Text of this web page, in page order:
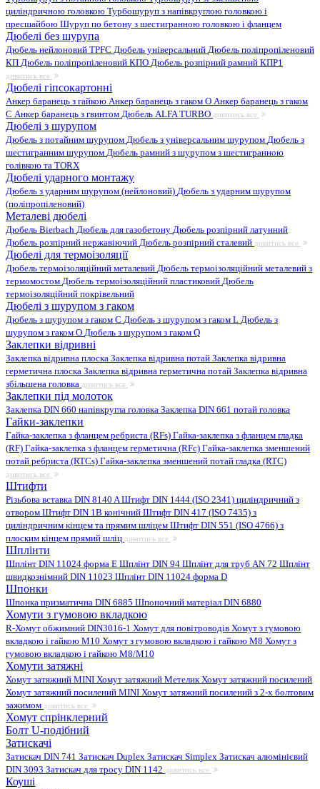
циліндричною головкою Турбошуруп з напівкруглою головкою і
пресшайбою Шуруп по бетону з шестигранною головкою і фланцем
Дюбелі без шурупа
Дюбель нейлоновий TPFC Дюбель універсальний Дюбель поліпропіленовий
КП Дюбель поліпропіленовий КПО Дюбель розпірний рамний КПР1
дивитись все
Дюбелі гіпсокартонні
Анкер баранець з гайкою Анкер баранець з гаком O Анкер баранець з гаком
С Анкер баранець з гвинтом Дюбель ALFA TURBO дивитись все
Дюбелі з шурупом
Дюбель з потайним шурупом Дюбель з універсальним шурупом Дюбель з
шестигранним шурупом Дюбель рамний з шурупом з шестигранною
голівкою та TORX
Дюбелі ударного монтажу
Дюбель з ударним шурупом (нейлоновий) Дюбель з ударним шурупом
(поліпропіленовий)
Металеві дюбелі
Дюбель Bierbach Дюбель для газобетону Дюбель розпірний латунний
Дюбель розпірний нержавіючий Дюбель розпірний сталевий дивитись все
Дюбелі для термоізоляції
Дюбель термоізоляційний металевий Дюбель термоізоляційний металевий з
термомостом Дюбель термоізоляційний пластиковий Дюбель
термоізоляційний покрівельний
Дюбелі з шурупом з гаком
Дюбель з шурупом з гаком C Дюбель з шурупом з гаком L Дюбель з
шурупом з гаком O Дюбель з шурупом з гаком Q
Заклепки відривні
Заклепка відривна плоска Заклепка відривна потай Заклепка відривна
герметична плоска Заклепка відривна герметична потай Заклепка відривна
збільшена головка дивитись все
Заклепки під молоток
Заклепка DIN 660 напівкругла головка Заклепка DIN 661 потай головка
Гайки-заклепки
Гайка-заклепка з фланцем ребриста (RFs) Гайка-заклепка з фланцем гладка
(RF) Гайка-заклепка з фланцем герметична (RFc) Гайка-заклепка зменшений
потай ребриста (RTCs) Гайка-заклепка зменшений потай гладка (RTC)
дивитись все
Штифти
Різьбова вставка DIN 8140 AШтифт DIN 1444 (ISO 2341) циліндричний з
отвором Штифт DIN 1B конічний Штифт DIN 417 (ISO 7435) з
циліндричним кінцем та прямим шліцем Штифт DIN 551 (ISO 4766) з
плоским кінцем прямий шліц дивитись все
Шплінти
Шплінт DIN 11024 форма E Шплінт DIN 94 Шплінт для труб AN 72 Шплінт
швидкознімний DIN 11023 Шплінт DIN 11024 форма D
Шпонки
Шпонка призматична DIN 6885 Шпоночний матеріал DIN 6880
Хомути з гумовою вкладкою
R-Хомут обжимний DIN3016-1 Хомут для повітроводів Хомут з гумовою
вкладкою і гайкою M10 Хомут з гумовою вкладкою і гайкою M8 Хомут з
гумовою вкладкою і гайкою М8/M10
Хомути затяжні
Хомут затяжний MINI Хомут затяжний МетеликХомут затяжний посилений
Хомут затяжний посилений MINI Хомут затяжний посилений з 2-х болтовим
зажимом дивитись все
Хомут спрінклерний
Болт U-подібний
Затискачі
Затискач DIN 741 Затискач Duplex Затискач Simplex Затискач алюмінієвий
DIN 3093 Затискач для тросу DIN 1142 дивитись все
Коуші